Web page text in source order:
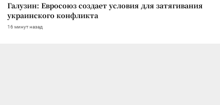
Галузин: Евросоюз создает условия для затягивания
украинского конфликта
16 минут назад